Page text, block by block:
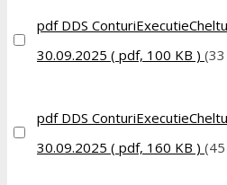
pdf DDS
30.09.2025 ( pdf, 100 KB )
pdf DDS
30.09.2025 ( pdf, 160 KB )